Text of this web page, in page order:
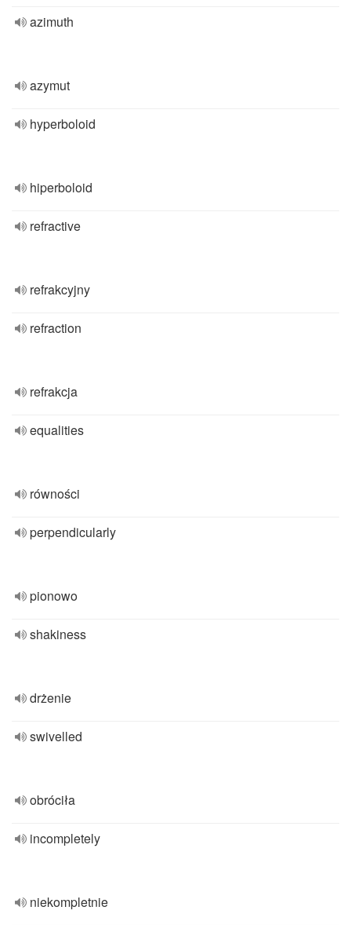
azimuth
azymut
hyperboloid
hiperboloid
refractive
refrakcyjny
refraction
refrakcja
equalities
równości
perpendicularly
pionowo
shakiness
drżenie
swivelled
obróciła
incompletely
niekompletnie